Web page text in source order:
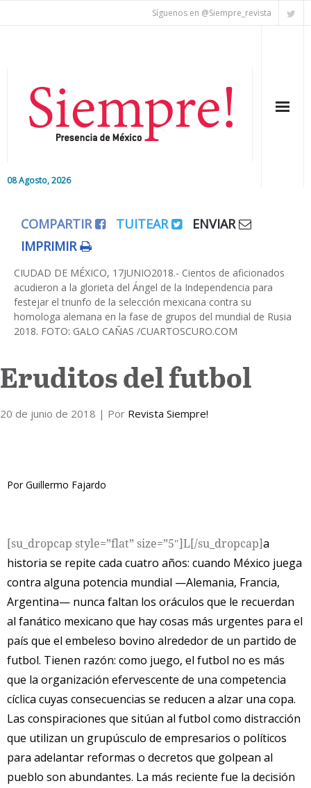
Síguenos en @Siempre_revista
08 Agosto, 2026
Editorial
Nacional
Colaboradores
Cultura
COMPARTIR TUITEAR
ENVIAR
IMPRIMIR
CIUDAD DE MÉXICO, 17JUNIO2018.- Cientos de aficionados
acudieron a la glorieta del Ángel de la Independencia para
festejar el triunfo de la selección mexicana contra su
homologa alemana en la fase de grupos del mundial de Rusia
2018. FOTO: GALO CAÑAS /CUARTOSCURO.COM
Eruditos del futbol
20 de junio de 2018 | Por Revista Siempre!
Por Guillermo Fajardo
[su_dropcap style=”flat” size=”5″]L[/su_dropcap]a
historia se repite cada cuatro años: cuando México juega
contra alguna potencia mundial —Alemania, Francia,
Argentina— nunca faltan los oráculos que le recuerdan
al fanático mexicano que hay cosas más urgentes para el
país que el embeleso bovino alrededor de un partido de
futbol. Tienen razón: como juego, el futbol no es más
que la organización efervescente de una competencia
cíclica cuyas consecuencias se reducen a alzar una copa.
Las conspiraciones que sitúan al futbol como distracción
que utilizan un grupúsculo de empresarios o políticos
para adelantar reformas o decretos que golpean al
pueblo son abundantes. La más reciente fue la decisión